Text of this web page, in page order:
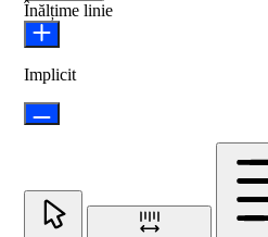
Înălțime linie
Implicit